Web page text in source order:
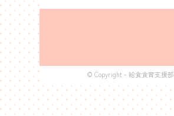
© Copyright -給食食育支援部